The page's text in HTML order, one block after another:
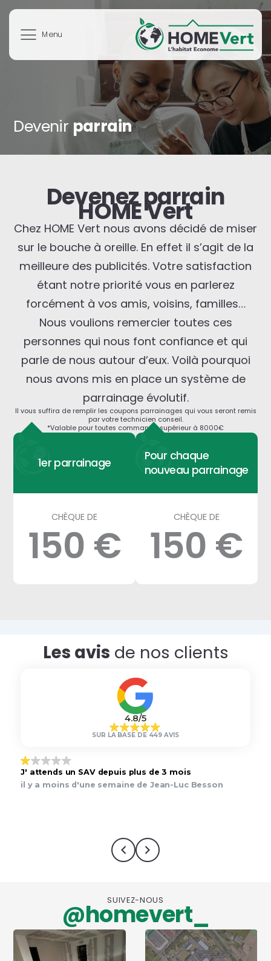
Aller
contenu
Devenir parrain
Devenez parrain
HOME Vert
Chez HOME Vert nous avons décidé de miser
sur le bouche à oreille. En effet il s’agit de la
meilleure des publicités. Votre satisfaction
étant notre priorité vous en parlerez
forcément à vos amis, voisins, familles…
Nous voulions remercier toutes ces
personnes qui nous font confiance et qui
parle de nous autour d’eux. Voilà pourquoi
nous avons mis en place un système de
parrainage évolutif.
Il vous suffira de remplir les coupons parrainages qui vous seront remis
par votre technicien conseil.
*Valable pour toutes commande supérieur à 8000€
1er parrainage
CHÈQUE DE
150 €
Pour chaque
nouveau parrainage
CHÈQUE DE
150 €
Les avis de nos clients
4.8/5
SUR LA BASE DE 449 AVIS
J' attends un SAV depuis plus de 3 mois
il y a moins d'une semaine de Jean-Luc Besson
SUIVEZ-NOUS
@homevert_